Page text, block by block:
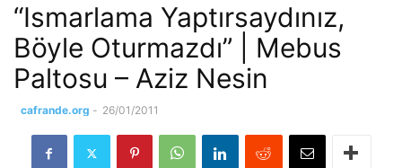
“Ismarlama Yaptırsaydınız,
Böyle Oturmazdı” | Mebus
Paltosu – Aziz Nesin
cafrande.org - 26/01/2011